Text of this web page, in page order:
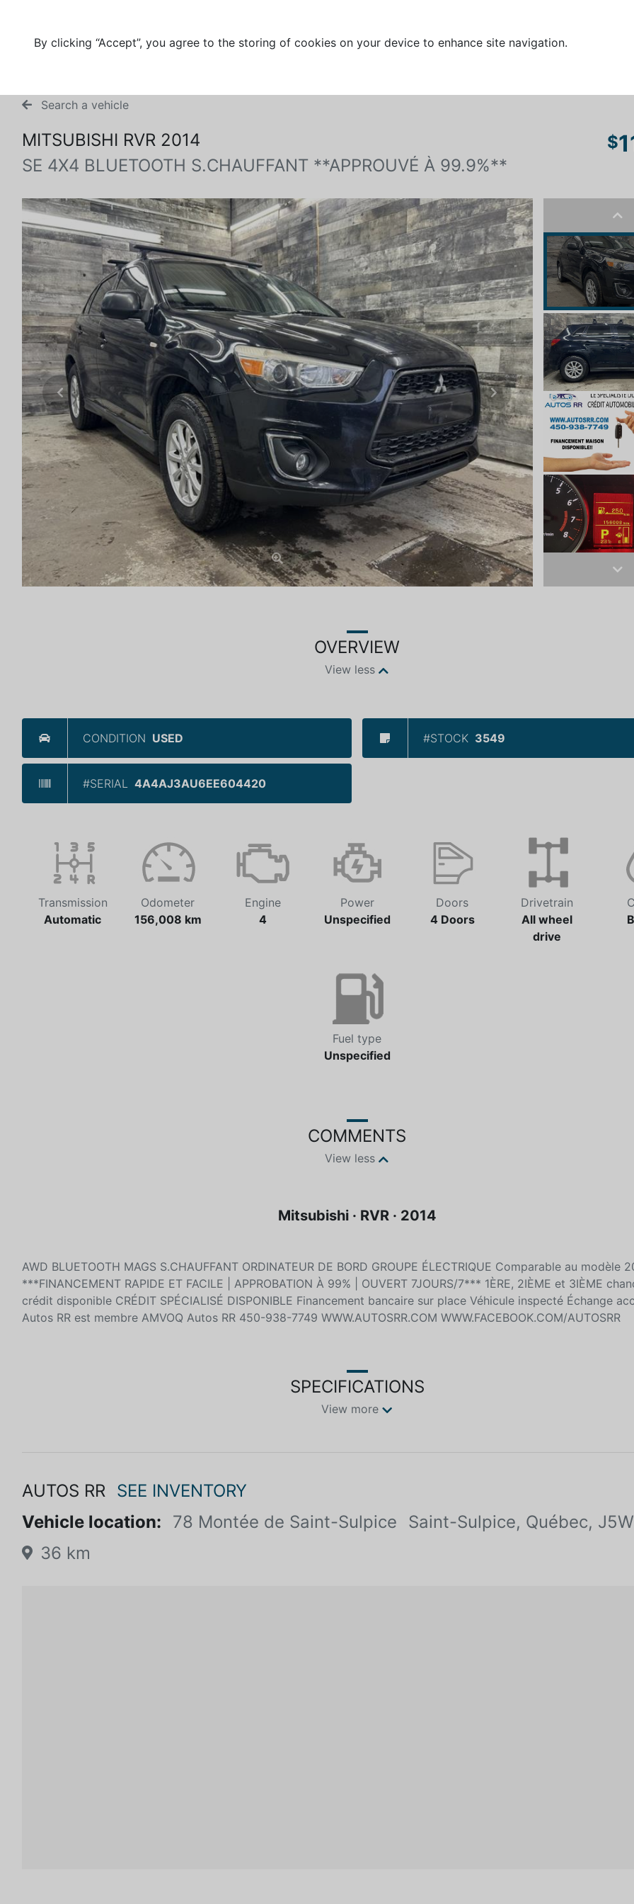
By clicking “Accept”, you agree to the storing of cookies on your device to enhance site navigation.
Search a vehicle
MITSUBISHI RVR 2014
SE 4X4 BLUETOOTH S.CHAUFFANT **APPROUVÉ À 99.9%**
$
Previous Next
OVERVIEW
View less
CONDITION USED #STOCK 3549
#SERIAL 4A4AJ3AU6EE604420
Transmission
Automatic
Odometer
156,008 km
Engine
4
Power
Unspecified
Doors
4 Doors
Drivetrain
All wheel
drive
Fuel type
Unspecified
COMMENTS
View less
Mitsubishi · RVR · 2014
AWD BLUETOOTH MAGS S.CHAUFFANT ORDINATEUR DE BORD GROUPE ÉLECTRIQUE Comparable au modèle
***FINANCEMENT RAPIDE ET FACILE | APPROBATION À 99% | OUVERT 7JOURS/7*** 1ÈRE, 2IÈME et 3IÈME
crédit disponible CRÉDIT SPÉCIALISÉ DISPONIBLE Financement bancaire sur place Véhicule inspecté Échange
Autos RR est membre AMVOQ Autos RR 450-938-7749 WWW.AUTOSRR.COM WWW.FACEBOOK.COM/AUTOSRR
SPECIFICATIONS
View more
AUTOS RR SEE INVENTORY
Vehicle location:
78 Montée de Saint-Sulpice
Saint-Sulpice, Québec,
36 km